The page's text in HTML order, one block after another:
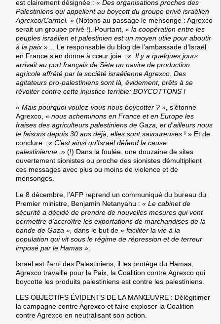
est clairement désignée : « Des organisations proches des
Palestiniens qui appellent au boycott du groupe privé israélien
Agrexco/Carmel. » (Notons au passage le mensonge : Agrexco
serait un groupe privé !). Pourtant, « la coopération entre les
peuples israélien et palestinien est un moyen utile pour aboutir
à la paix »… Le responsable du blog de l’ambassade d’Israël
en France s’en donne à cœur joie : « Il y a quelques jours
arrivait au port français de Sète un navire de production
agricole affrété par la société israélienne Agrexco. Des
agitateurs pro-palestiniens sont là, évidement, prêts à se
révolter contre cette injustice terrible: BOYCOTTONS !
« Mais pourquoi voulez-vous nous boycotter ? », s’étonne
Agrexco, « nous acheminons en France et en Europe les
fraises des agriculteurs palestiniens de Gaza, et d’ailleurs nous
le faisons depuis 30 ans déjà, elles sont savoureuses ! » Et de
conclure : « C’est ainsi qu’Israël défend la cause
palestinienne. » (!) Dans la foulée, une douzaine de sites
ouvertement sionistes ou proche des sionistes démultiplient
ces messages avec plus ou moins de violence et de
mensonges.
Le 8 décembre, l’AFP reprend un communiqué du bureau du
Premier ministre, Benjamin Netanyahu : « Le cabinet de
sécurité a décidé de prendre de nouvelles mesures qui vont
permettre d’accroître les exportations de marchandises de la
bande de Gaza », dans le but de « faciliter la vie à la
population qui vit sous le régime de répression et de terreur
imposé par le Hamas ».
Israël est l’ami des Palestiniens, il les protège du Hamas,
Agrexco travaille pour la Paix, la Coalition contre Agrexco qui
boycotte les produits palestiniens est contre les palestiniens.
LES OBJECTIFS ÉVIDENTS DE LA MANŒUVRE : Délégitimer
la campagne contre Agrexco et faire exploser la Coalition
contre Agrexco en neutralisant son action.